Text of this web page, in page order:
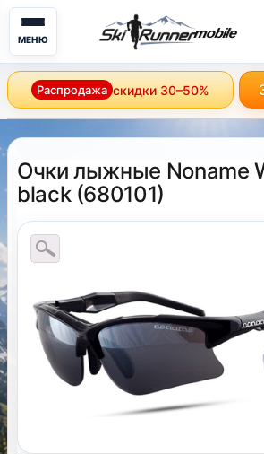
МЕНЮ mobile
Распродажа скидки 30–50%
Очки лыжные Noname
black (680101)